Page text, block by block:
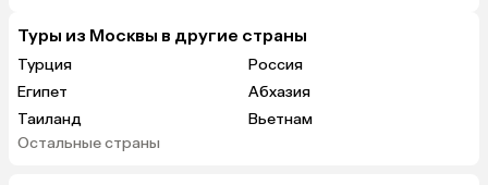
Туры из Москвы в другие страны
Турция
Россия
Египет
Абхазия
Таиланд
Вьетнам
ОАЭ
Остальные страны